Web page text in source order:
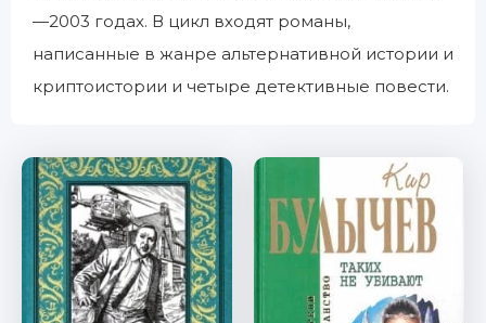
—2003 годах. В цикл входят романы,
написанные в жанре альтернативной истории и
криптоистории и четыре детективные повести.